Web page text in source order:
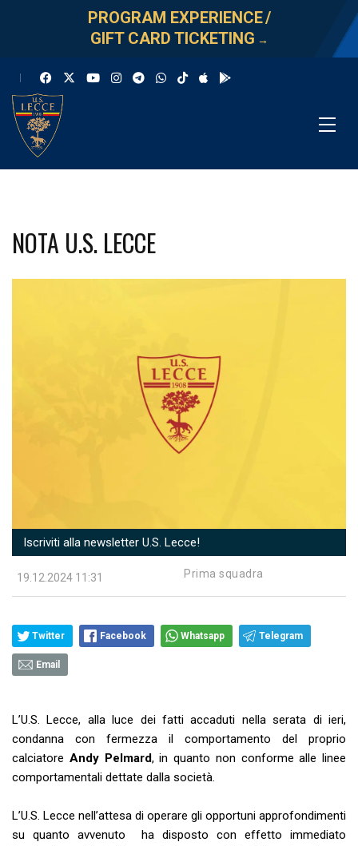
PROGRAM EXPERIENCE/
GIFT CARD TICKETING →
NOTA U.S. LECCE
Iscriviti alla newsletter U.S. Lecce!
19.12.2024 11:31 Prima squadra
Twitter Facebook Whatsapp Telegram
Email
L’U.S. Lecce, alla luce dei fatti accaduti nella serata di ieri,
condanna con fermezza il comportamento del proprio
calciatore Andy Pelmard, in quanto non conforme alle linee
comportamentali dettate dalla società.
L’U.S. Lecce nell’attesa di operare gli opportuni approfondimenti
su quanto avvenuto ha disposto con effetto immediato